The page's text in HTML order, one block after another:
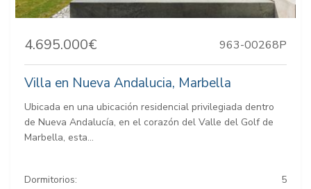
4.695.000€ 963-00268P
Villa en Nueva Andalucia, Marbella
Ubicada en una ubicación residencial privilegiada dentro
de Nueva Andalucía, en el corazón del Valle del Golf de
Marbella, esta...
Dormitorios:
5